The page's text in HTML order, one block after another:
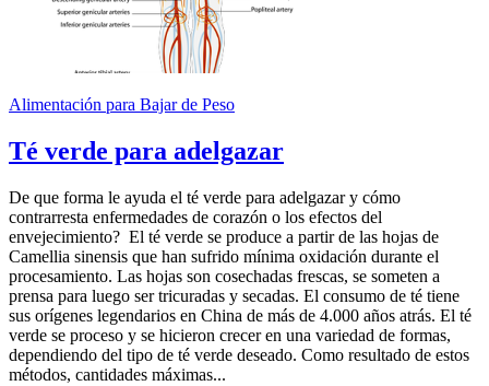
Alimentación para Bajar de Peso
Té verde para adelgazar
De que forma le ayuda el té verde para adelgazar y cómo
contrarresta enfermedades de corazón o los efectos del
envejecimiento? El té verde se produce a partir de las hojas de
Camellia sinensis que han sufrido mínima oxidación durante el
procesamiento. Las hojas son cosechadas frescas, se someten a
prensa para luego ser tricuradas y secadas. El consumo de té tiene
sus orígenes legendarios en China de más de 4.000 años atrás. El té
verde se proceso y se hicieron crecer en una variedad de formas,
dependiendo del tipo de té verde deseado. Como resultado de estos
métodos, cantidades máximas...